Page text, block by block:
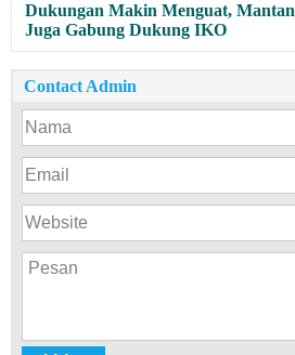
Dukungan Makin Menguat,
Juga Gabung Dukung IKO
Contact Admin